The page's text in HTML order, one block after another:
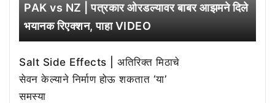
PAK vs NZ | पत्रकार ओरडल्यावर बाबर आझमने दिले
भयानक रिएक्शन, पाहा VIDEO
Salt Side Effects | अतिरिक्त मिठाचे
सेवन केल्याने निर्माण होऊ शकतात ‘या’
समस्या